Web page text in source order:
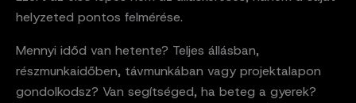
helyzeted pontos felmérése.
Mennyi időd van hetente? Teljes állásban,
részmunkaidőben, távmunkában vagy projektalapon
gondolkodsz? Van segítséged, ha beteg a gyerek?